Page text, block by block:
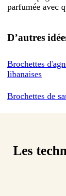
parfumée avec
D’autres
Brochettes
libanaises
Brochettes de
Les